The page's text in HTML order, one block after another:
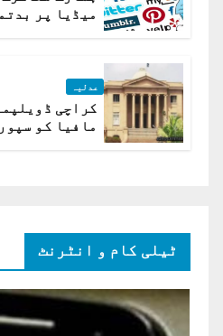
میڈیا پر
عدلیہ
کراچی
مافیا کو
ٹیلی کام و انٹرنٹ